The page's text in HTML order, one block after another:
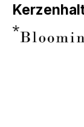
Bildergalerie